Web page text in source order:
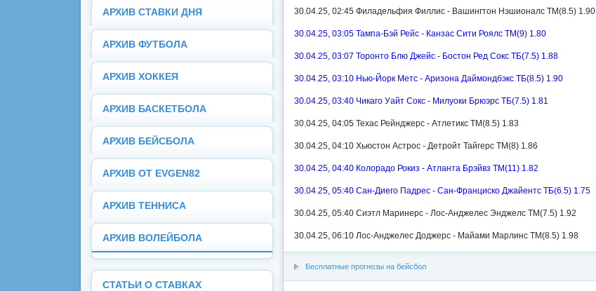
30.04.25, 02:45 Филадельфия Филлис - Вашингтон Нэшионалс ТМ(8.5) 1.90
30.04.25, 03:05 Тампа-Бэй Рейс - Канзас Сити Роялс ТМ(9) 1.80
30.04.25, 03:07 Торонто Блю Джейс - Бостон Ред Сокс ТБ(7.5) 1.88
30.04.25, 03:10 Нью-Йорк Метс - Аризона Даймондбэкс ТБ(8.5) 1.90
30.04.25, 03:40 Чикаго Уайт Сокс - Милуоки Брюэрс ТБ(7.5) 1.81
30.04.25, 04:05 Техас Рейнджерс - Атлетикс ТМ(8.5) 1.83
30.04.25, 04:10 Хьюстон Астрос - Детройт Тайгерс ТМ(8) 1.86
30.04.25, 04:40 Колорадо Рокиз - Атланта Брэйвз ТМ(11) 1.82
30.04.25, 05:40 Сан-Диего Падрес - Сан-Франциско Джайентс ТБ(6.5) 1.75
30.04.25, 05:40 Сиэтл Маринерс - Лос-Анджелес Энджелс ТМ(7.5) 1.92
30.04.25, 06:10 Лос-Анджелес Доджерс - Майами Марлинс ТМ(8.5) 1.98
Бесплатные прогнозы на бейсбол
АРХИВ СТАВКИ ДНЯ
АРХИВ ФУТБОЛА
АРХИВ ХОККЕЯ
АРХИВ БАСКЕТБОЛА
АРХИВ БЕЙСБОЛА
АРХИВ ОТ EVGEN82
АРХИВ ТЕННИСА
АРХИВ ВОЛЕЙБОЛА
СТАТЬИ О СТАВКАХ